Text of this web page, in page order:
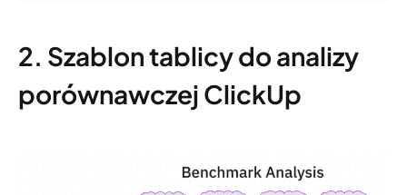
2. Szablon tablicy do analizy
porównawczej ClickUp